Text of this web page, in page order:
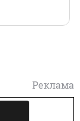
Реклама